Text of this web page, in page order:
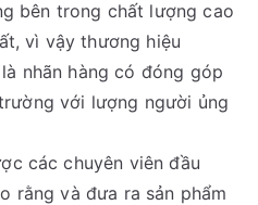
bên trong chất lượng cao
vì vậy thương hiệu
nhãn hàng có đóng góp
với lượng người ủng
các chuyên viên đầu
rằng và đưa ra sản phẩm